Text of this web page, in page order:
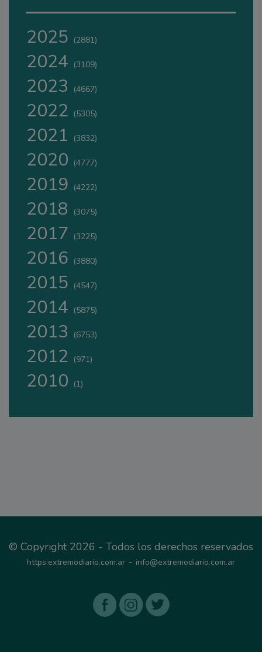
2025 (2881)
2024 (3109)
2023 (4667)
2022 (5305)
2021 (3832)
2020 (4777)
2019 (4222)
2018 (3075)
2017 (3225)
2016 (3880)
2015 (4547)
2014 (5875)
2013 (6753)
2012 (971)
2010 (1)
© Copyright 2026 - Todos los derechos reservados
https:extremodiario.com.ar - info@extremodiario.com.ar